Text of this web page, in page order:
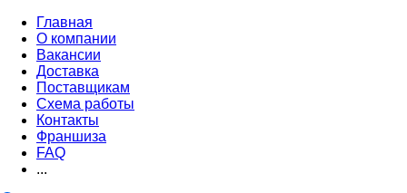
Главная
О компании
Вакансии
Доставка
Поставщикам
Схема работы
Контакты
Франшиза
FAQ
...